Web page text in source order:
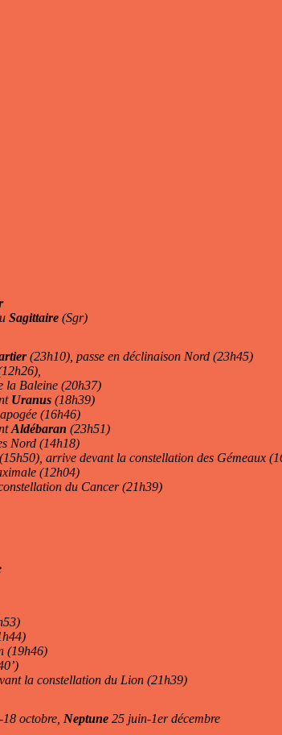
Sagittaire(Sgr)
(23h10), passe en déclinaison Nord (23h45)
la Baleine (20h37)
Uranus(18h39)
(16h46)
Aldébaran (23h51)
Nord (14h18)
arrive devant la constellation des Gémeaux
(12h04)
du Cancer (21h39)
(19h46)
la constellation du Lion (21h39)
octobre, Neptune25 juin-1er décembre